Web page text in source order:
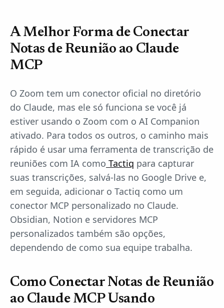
A Melhor Forma de Conectar
Notas de Reunião ao Claude
MCP
O Zoom tem um conector oficial no diretório
do Claude, mas ele só funciona se você já
estiver usando o Zoom com o AI Companion
ativado. Para todos os outros, o caminho mais
rápido é usar uma ferramenta de transcrição de
reuniões com IA como Tactiq para capturar
suas transcrições, salvá-las no Google Drive e,
em seguida, adicionar o Tactiq como um
conector MCP personalizado no Claude.
Obsidian, Notion e servidores MCP
personalizados também são opções,
dependendo de como sua equipe trabalha.
Como Conectar Notas de Reunião
ao Claude MCP Usando